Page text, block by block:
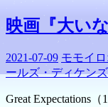
映画『大い
2021-07-09 モモイ
ールズ・ディケンズ
Great Expectations